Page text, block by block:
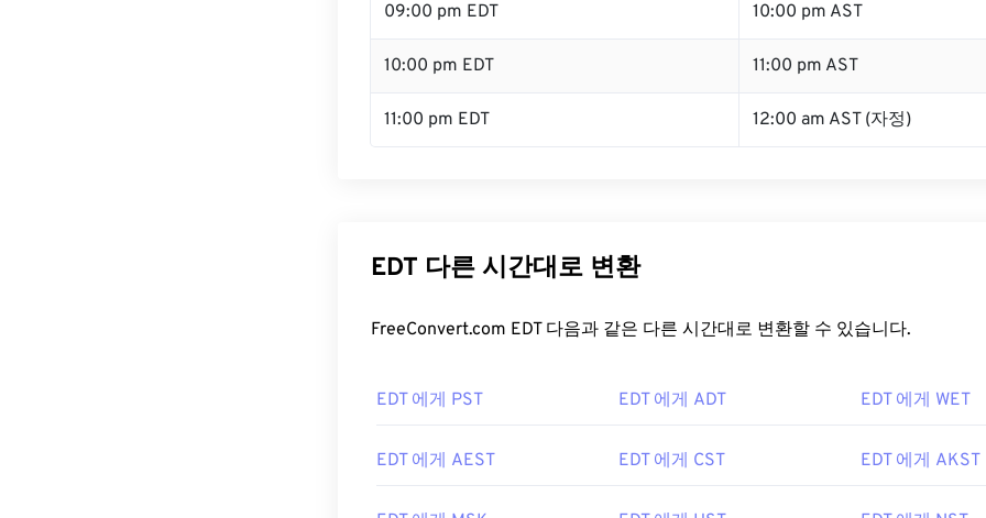
09:00 pm EDT 10:00 pm AST
10:00 pm EDT 11:00 pm AST
11:00 pm EDT 12:00 am AST (자정)
EDT 다른 시간대로 변환
FreeConvert.com EDT 다음과 같은 다른 시간대로 변환할 수 있습니다.
EDT 에게 PST EDT 에게 ADT EDT 에게 WET
EDT 에게 AEST EDT 에게 CST EDT 에게 AKST